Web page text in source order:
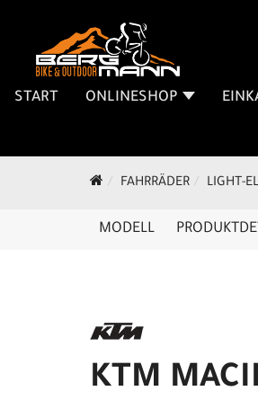
START ONLINESHOP
FAHRRÄDER LIGHT-
MODELL
KTM